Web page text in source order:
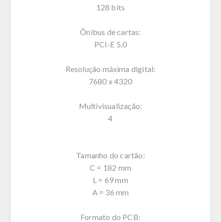
128 bits
Ônibus de cartas:
PCI-E 5.0
Resolução máxima digital:
7680 x 4320
Multivisualização:
4
Tamanho do cartão:
C = 182 mm
L = 69 mm
A = 36 mm
Formato do PCB: